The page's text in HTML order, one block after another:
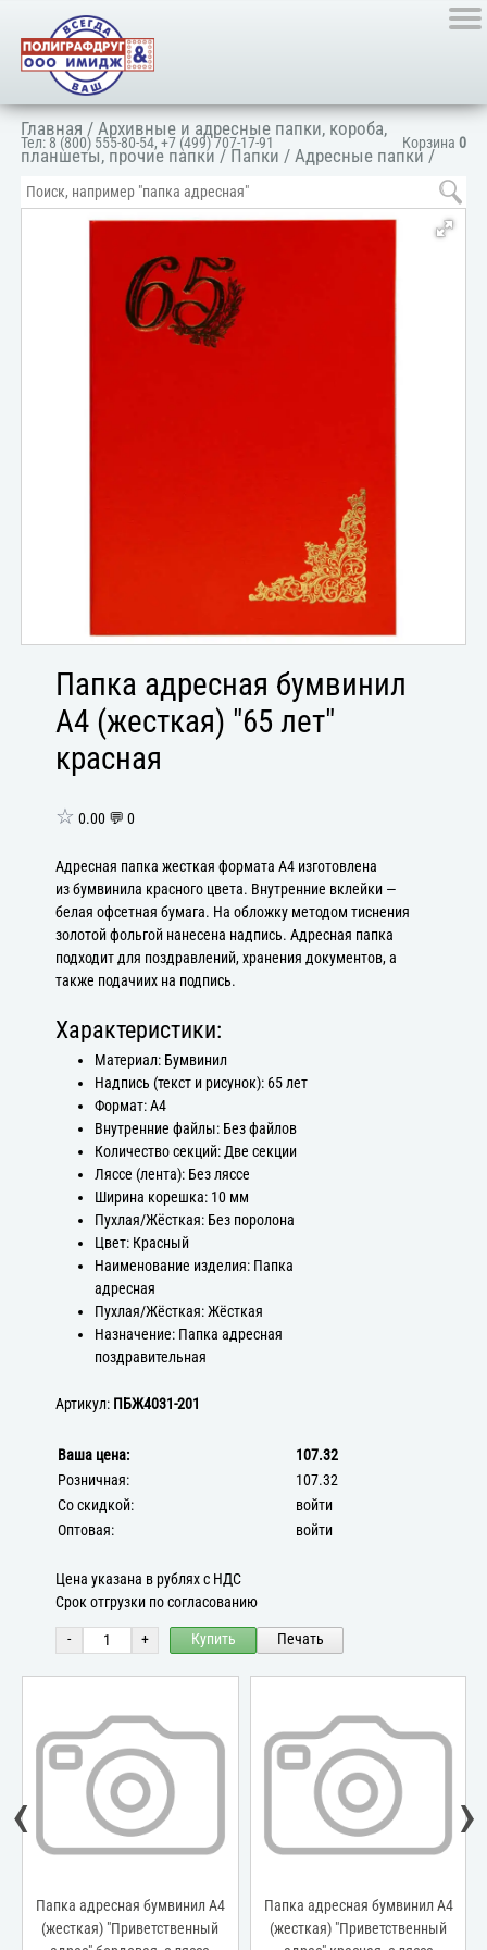
Корзина 0
Тел: 8 (800) 555-80-54,+7 (499) 707-17-91
Главная /Архивные и адресные папки, короба,
планшеты, прочие папки / Папки /Адресные папки /
Папка адресная поздравительная
Папка адресная бумвинил
А4 (жесткая) "65 лет"
красная
☆ 0.00 💬 0
Адресная папка жесткая формата А4 изготовлена
из бумвинила красного цвета. Внутренние вклейки —
белая офсетная бумага. На обложку методом тиснения
золотой фольгой нанесена надпись. Адресная папка
подходит для поздравлений, хранения документов, а
также подачиих на подпись.
Характеристики:
Материал: Бумвинил
Надпись (текст и рисунок): 65 лет
Формат: А4
Внутренние файлы: Без файлов
Количество секций: Две секции
Ляссе (лента): Без ляссе
Ширина корешка: 10 мм
Пухлая/Жёсткая: Без поролона
Цвет: Красный
Наименование изделия: Папка
адресная
Пухлая/Жёсткая: Жёсткая
Назначение: Папка адресная
поздравительная
Артикул: ПБЖ4031-201
Ваша цена:
107.32
Розничная:
107.32
Со скидкой:
войти
Оптовая:
войти
Цена указана в рублях с НДС
Срок отгрузки по согласованию
- + Купить Печать
Папка адресная бумвинил А4
(жесткая) "Приветственный
Папка адресная бумвинил А4
(жесткая) "Приветственный
‹ ›